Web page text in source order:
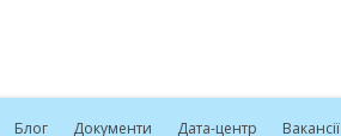
Блог Документи Дата-центр Вакансії